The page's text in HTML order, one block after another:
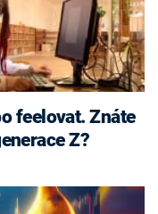
Z?